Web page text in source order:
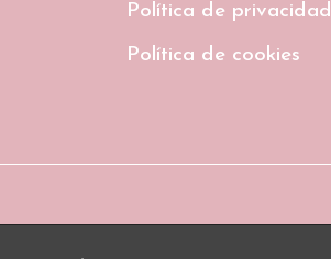
Política de privacidad
Política de cookies